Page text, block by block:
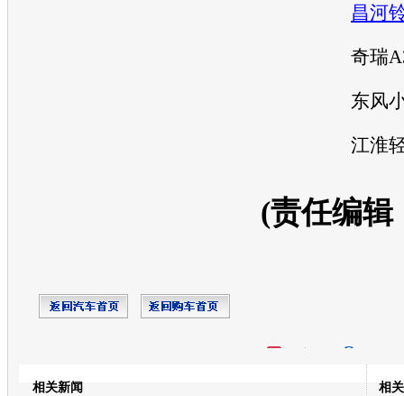
昌河
奇瑞
东风
江淮
(责任编辑
相关新闻 相